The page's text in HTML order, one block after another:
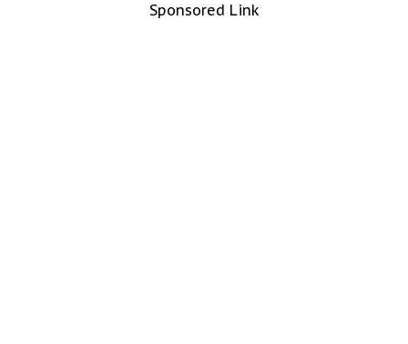
Sponsored Link